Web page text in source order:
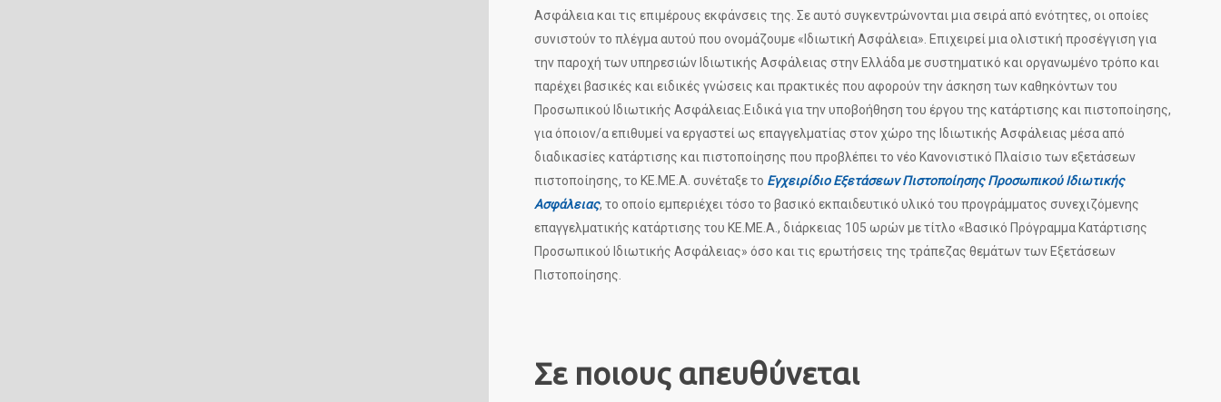
Ασφάλεια και τις επιμέρους εκφάνσεις της. Σε αυτό συγκεντρώνονται μια σειρά από ενότητες, οι οποίες
συνιστούν το πλέγμα αυτού που ονομάζουμε «Ιδιωτική Ασφάλεια». Επιχειρεί μια ολιστική προσέγγιση για
την παροχή των υπηρεσιών Ιδιωτικής Ασφάλειας στην Ελλάδα με συστηματικό και οργανωμένο τρόπο και
παρέχει βασικές και ειδικές γνώσεις και πρακτικές που αφορούν την άσκηση των καθηκόντων του
Προσωπικού Ιδιωτικής Ασφάλειας.Ειδικά για την υποβοήθηση του έργου της κατάρτισης και πιστοποίησης,
για όποιον/α επιθυμεί να εργαστεί ως επαγγελματίας στον χώρο της Ιδιωτικής Ασφάλειας μέσα από
διαδικασίες κατάρτισης και πιστοποίησης που προβλέπει το νέο Κανονιστικό Πλαίσιο των εξετάσεων
πιστοποίησης, το ΚΕ.ΜΕ.Α. συνέταξε το Εγχειρίδιο Εξετάσεων Πιστοποίησης Προσωπικού Ιδιωτικής
Ασφάλειας, το οποίο εμπεριέχει τόσο το βασικό εκπαιδευτικό υλικό του προγράμματος συνεχιζόμενης
επαγγελματικής κατάρτισης του ΚΕ.ΜΕ.Α., διάρκειας 105 ωρών με τίτλο «Βασικό Πρόγραμμα Κατάρτισης
Προσωπικού Ιδιωτικής Ασφάλειας» όσο και τις ερωτήσεις της τράπεζας θεμάτων των Εξετάσεων
Πιστοποίησης.
Σε ποιους απευθύνεται